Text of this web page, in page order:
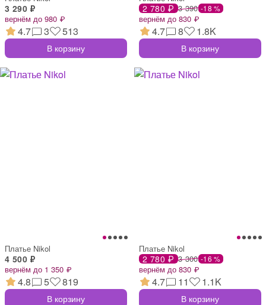
3 290 ₽
вернём до 980 ₽
4.7 3 513
В корзину
2 780 ₽ 3 390 -18 %
вернём до 830 ₽
4.7 8 1.8K
В корзину
Платье Nikol
4 500 ₽
вернём до 1 350 ₽
4.8 5 819
В корзину
Платье Nikol
2 780 ₽ 3 300 -16 %
вернём до 830 ₽
4.7 11 1.1K
В корзину